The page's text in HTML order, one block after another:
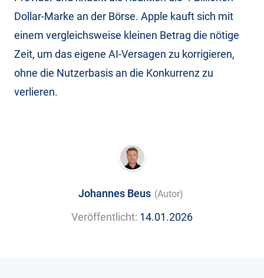
Dollar-Marke an der Börse. Apple kauft sich mit
einem vergleichsweise kleinen Betrag die nötige
Zeit, um das eigene AI-Versagen zu korrigieren,
ohne die Nutzerbasis an die Konkurrenz zu
verlieren.
Johannes Beus (Autor)
Veröffentlicht: 14.01.2026